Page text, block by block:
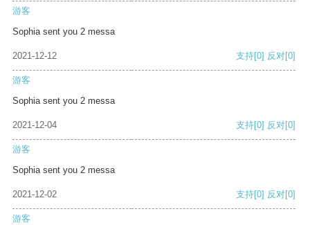
游客
Sophia sent you 2 messa
2021-12-12 支持[0] 反对[0]
游客
Sophia sent you 2 messa
2021-12-04 支持[0] 反对[0]
游客
Sophia sent you 2 messa
2021-12-02 支持[0] 反对[0]
游客